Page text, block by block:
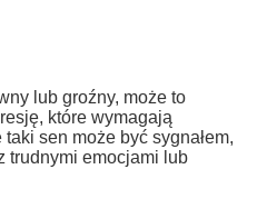
lub groźny, może to
które wymagają
sen może być sygnałem,
trudnymi emocjami lub